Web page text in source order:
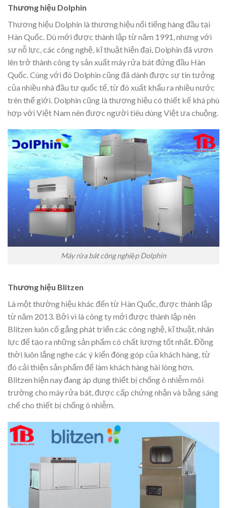
Thương hiệu Dolphin
Thương hiệu Dolphin là thương hiệu nổi tiếng hàng đầu tại
Hàn Quốc. Dù mới được thành lập từ năm 1991, nhưng với
sự nỗ lực, các công nghệ, kĩ thuật hiện đại, Dolphin đã vươn
lên trở thành công ty sản xuất máy rửa bát đứng đầu Hàn
Quốc. Cùng với đó Dolphin cũng đã dành được sự tin tưởng
của nhiều nhà đầu tư quốc tế, từ đó xuất khẩu ra nhiều nước
trên thế giới. Dolphin cũng là thương hiệu có thiết kế khá phù
hợp với Việt Nam nên được người tiêu dùng Việt ưa chuộng.
Máy rửa bát công nghiệp Dolphin
Thương hiệu Blitzen
Là một thường hiệu khác đến từ Hàn Quốc, được thành lập
từ năm 2013. Bởi vì là công ty mới được thành lập nên
Blitzen luôn cố gắng phát triển các công nghệ, kĩ thuật, nhân
lực để tạo ra những sản phẩm có chất lượng tốt nhất. Đồng
thời luôn lắng nghe các ý kiến đóng góp của khách hàng, từ
đó cải thiện sản phẩm để làm khách hàng hài lòng hơn.
Blitzen hiện nay đang áp dụng thiết bị chống ô nhiễm môi
trường cho máy rửa bát, được cấp chứng nhận và bằng sáng
chế cho thiết bị chống ô nhiễm.